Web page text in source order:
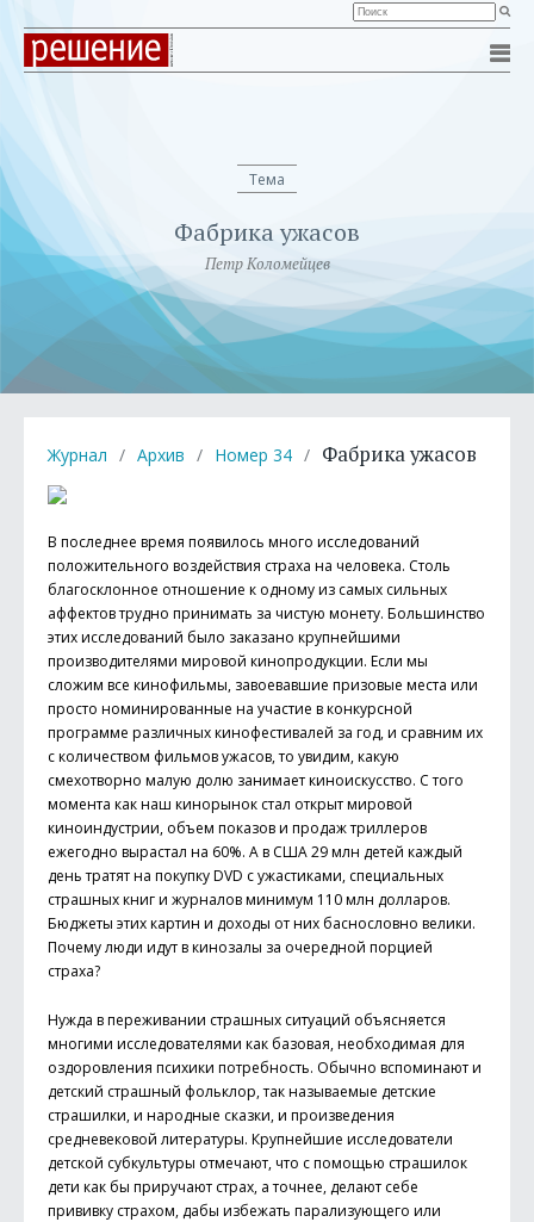
Тема
Фабрика ужасов
Петр Коломейцев
Журнал / Архив / Номер 34 / Фабрика ужасов
В последнее время появилось много исследований
положительного воздействия страха на человека. Столь
благосклонное отношение к одному из самых сильных
аффектов трудно принимать за чистую монету. Большинство
этих исследований было заказано крупнейшими
производителями мировой кинопродукции. Если мы
сложим все кинофильмы, завоевавшие призовые места или
просто номинированные на участие в конкурсной
программе различных кинофестивалей за год, и сравним их
с количеством фильмов ужасов, то увидим, какую
смехотворно малую долю занимает киноискусство. С того
момента как наш кинорынок стал открыт мировой
киноиндустрии, объем показов и продаж триллеров
ежегодно вырастал на 60%. А в США 29 млн детей каждый
день тратят на покупку DVD с ужастиками, специальных
страшных книг и журналов минимум 110 млн долларов.
Бюджеты этих картин и доходы от них баснословно велики.
Почему люди идут в кинозалы за очередной порцией
страха?
Нужда в переживании страшных ситуаций объясняется
многими исследователями как базовая, необходимая для
оздоровления психики потребность. Обычно вспоминают и
детский страшный фольклор, так называемые детские
страшилки, и народные сказки, и произведения
средневековой литературы. Крупнейшие исследователи
детской субкультуры отмечают, что с помощью страшилок
дети как бы приручают страх, а точнее, делают себе
прививку страхом, дабы избежать парализующего или